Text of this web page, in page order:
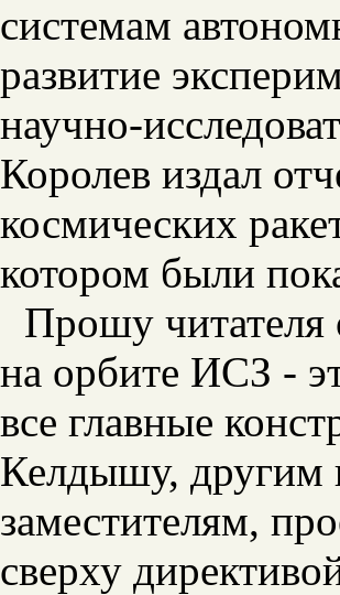
системам
развитие
научно-
Королев издал
космических
котором были
Прошу читателя
на орбите ИСЗ -
все главные
Келдышу, другим
заместителям,
сверху